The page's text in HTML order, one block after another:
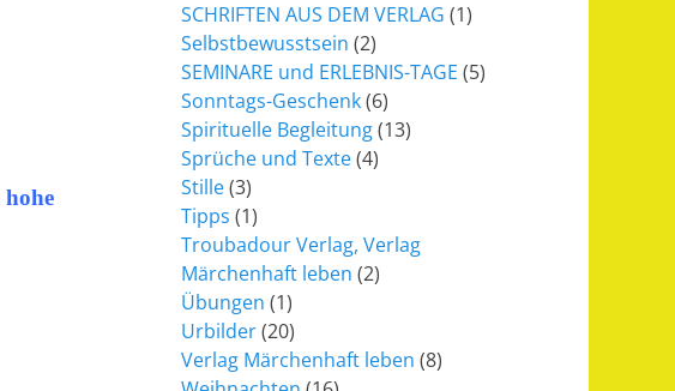
hohe
SCHRIFTEN AUS DEM VERLAG (1)
Selbstbewusstsein (2)
SEMINARE und ERLEBNIS-TAGE (5)
Sonntags-Geschenk(6)
Spirituelle Begleitung(13)
Sprüche und Texte(4)
Stille(3)
Tipps (1)
Troubadour Verlag, Verlag
Märchenhaft leben (2)
Übungen (1)
Urbilder(20)
Verlag Märchenhaft leben (8)